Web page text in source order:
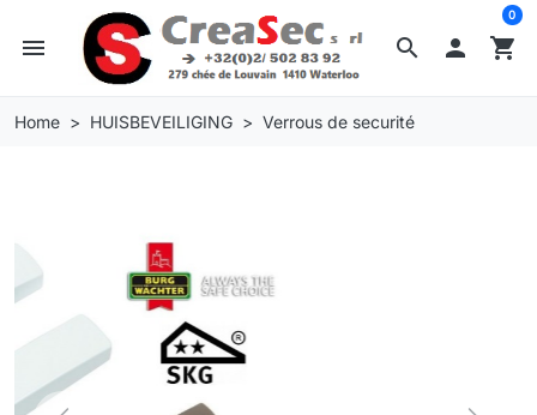
search
menu  shopping_cart
0
Home HUISBEVEILIGING Verrous de securité